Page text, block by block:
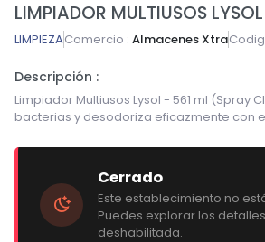
LIMPIADOR MULTIUSOS
LIMPIEZAComercio : Almacenes Xtra
Descripción :
Limpiador Multiusos Lysol - 561 ml (Spray
bacterias y desodoriza eficazmente con
Cerrado
Este establecimiento no
Puedes explorar los
deshabilitada.